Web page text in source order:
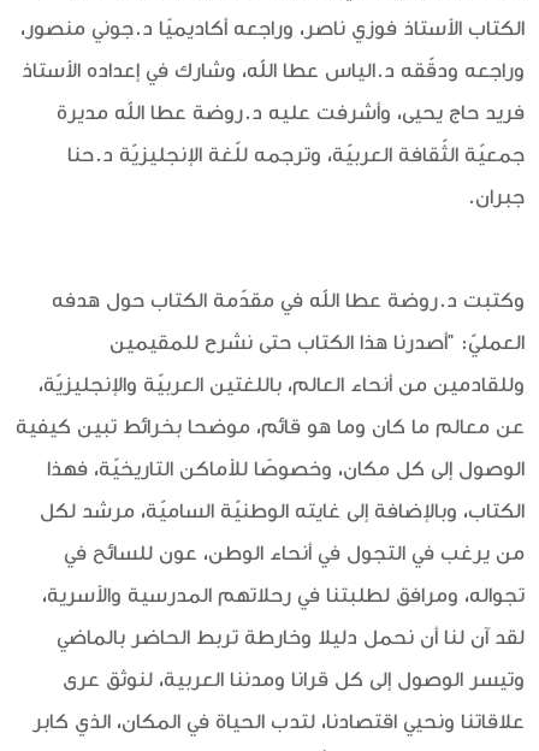
الكتاب الأستاذ فوزي ناصر، وراجعه أكاديميًا د.جوني منصور،
وراجعه ودقّقه د.الياس عطا الله، وشارك في إعداده الأستاذ
فريد حاج يحيى، وأشرفت عليه د.روضة عطا الله مديرة
جمعيّة الثّقافة العربيّة، وترجمه للّغة الإنجليزيّة د.حنا
جبران.
وكتبت د.روضة عطا الله في مقدّمة الكتاب حول هدفه
العمليّ: "أصدرنا هذا الكتاب حتى نشرح للمقيمين
وللقادمين من أنحاء العالم، باللغتين العربيّة والإنجليزيّة،
عن معالم ما كان وما هو قائم، موضحا بخرائط تبين كيفية
الوصول إلى كل مكان، وخصوصًا للأماكن التاريخيّة، فهذا
الكتاب، وبالإضافة إلى غايته الوطنيّة الساميّة، مرشد لكل
من يرغب في التجول في أنحاء الوطن، عون للسائح في
تجواله، ومرافق لطلبتنا في رحلاتهم المدرسية والأسرية،
لقد آن لنا أن نحمل دليلا وخارطة تربط الحاضر بالماضي
وتيسر الوصول إلى كل قرانا ومدننا العربية، لنوثق عرى
علاقاتنا ونحيي اقتصادنا، لتدب الحياة في المكان، الذي كابر